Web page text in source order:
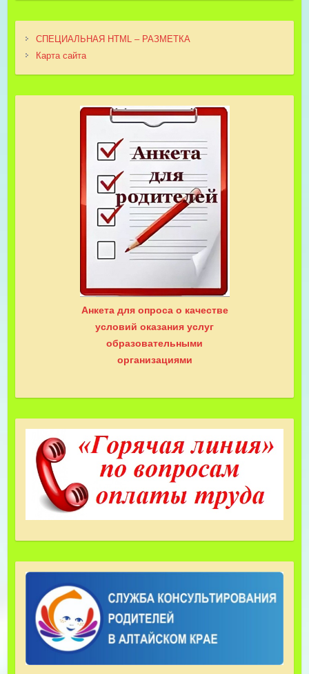
СПЕЦИАЛЬНАЯ HTML – РАЗМЕТКА
Карта сайта
Анкета для опроса о качестве
условий оказания услуг
образовательными
организациями